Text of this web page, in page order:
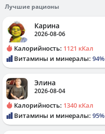
Лучшие рационы
Карина
2026-08-06
Калорийность: 1121 кКал
Витамины и минералы: 94%
Элина
2026-08-04
Калорийность: 1340 кКал
Витамины и минералы: 95%